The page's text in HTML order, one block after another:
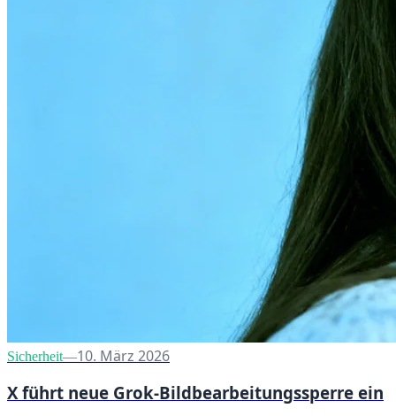
Sicherheit—10. März 2026
X führt neue Grok-Bildbearbeitungssperre ein